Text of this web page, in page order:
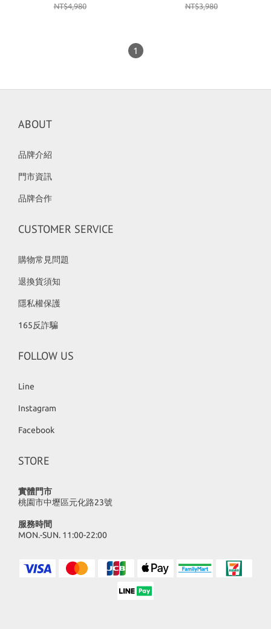
NT$4,980 NT$3,980
1
ABOUT
品牌介紹
門市資訊
品牌合作
CUSTOMER SERVICE
購物常見問題
退換貨須知
隱私權保護
165反詐騙
FOLLOW US
Line
Instagram
Facebook
STORE
實體門市
桃園市中壢區元化路23號
服務時間
MON.-SUN. 11:00-22:00